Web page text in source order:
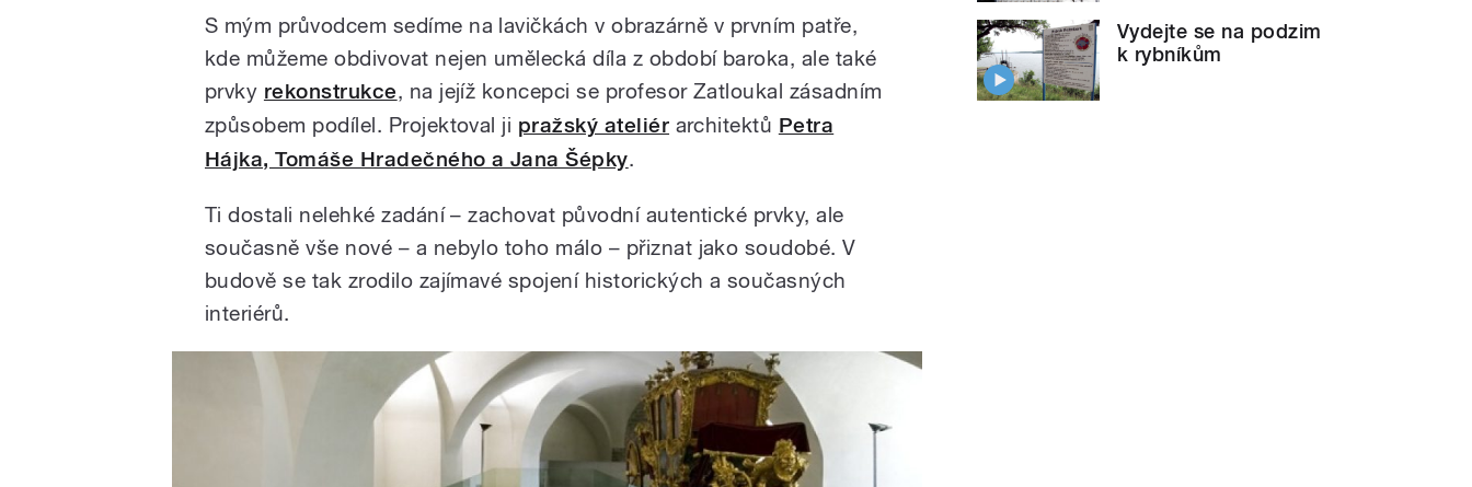
S mým průvodcem sedíme na lavičkách v obrazárně v prvním patře,
kde můžeme obdivovat nejen umělecká díla z období baroka, ale také
prvky rekonstrukce, na jejíž koncepci se profesor Zatloukal zásadním
způsobem podílel. Projektoval ji pražský ateliér architektů Petra
Hájka, Tomáše Hradečného a Jana Šépky.
Ti dostali nelehké zadání – zachovat původní autentické prvky, ale
současně vše nové – a nebylo toho málo – přiznat jako soudobé. V
budově se tak zrodilo zajímavé spojení historických a současných
interiérů.
Vydejte se na podzim
k rybníkům